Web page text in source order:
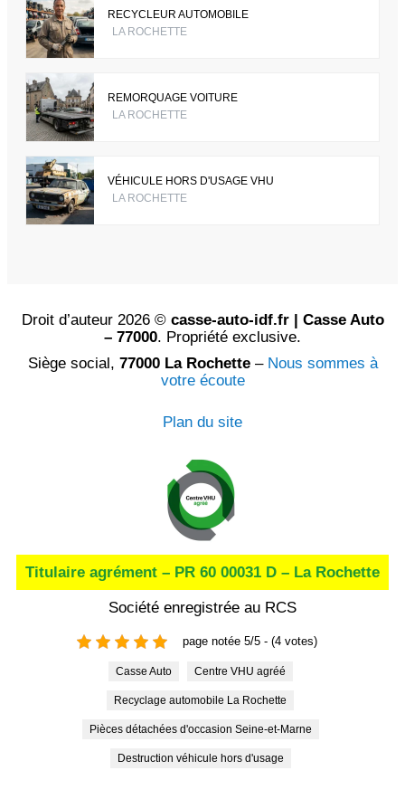
RECYCLEUR AUTOMOBILE
LA ROCHETTE
REMORQUAGE VOITURE
LA ROCHETTE
VÉHICULE HORS D'USAGE VHU
LA ROCHETTE
Droit d’auteur 2026 © casse-auto-idf.fr | Casse Auto
– 77000. Propriété exclusive.
Siège social, 77000 La Rochette– Nous sommes à
votre écoute
Plan du site
Titulaire agrément – PR 60 00031 D – La Rochette
Société enregistrée au RCS
page notée 5/5 - (4 votes)
Casse Auto Centre VHU agréé
Recyclage automobile La Rochette
Pièces détachées d'occasion Seine-et-Marne
Destruction véhicule hors d'usage